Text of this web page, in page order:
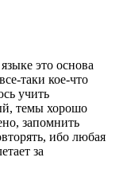
это основа
таки кое-что
учить
темы хорошо
запомнить
ибо любая
за